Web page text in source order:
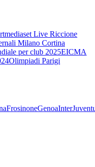
Live Riccione
Milano Cortina
per club 2025EICMA
Olimpiadi Parigi
FrosinoneGenoaInter